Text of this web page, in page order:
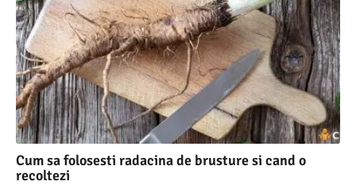
Cum sa folosesti radacina de brusture si cand o
recoltezi